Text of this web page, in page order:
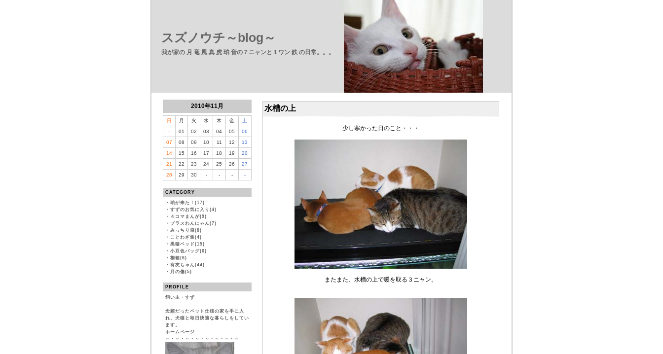
スズノウチ～blog～
我が家の 月 竜 風 真 虎 珀 音の７ニャンと１ワン 鉄 の日常。。。
2010年11月
日 月 火 水 木 金
土
-
01 02 03 04 05
06
07
08 09 10 11 12
13
14
15 16 17 18 19
20
21
22 23 24 25 26
27
28
29 30 - - - -
CATEGORY
・ 珀が来た！(17)
・ すずのお気に入り(4)
・ ４コマまんが(9)
・ プラスわんにゃん(7)
・ みっちり箱(8)
・ ことわざ集(4)
・ 黒猫ベッド(15)
・ 小豆色バッグ(6)
・ 桐箱(6)
・ 有友ちゃん(44)
・ 月の傷(5)
PROFILE
飼い主・すず
念願だったペット仕様の家を手に入
れ、犬猫と毎日快適な暮らしをしてい
ます。
ホームページ
～・～・～・～・～・～・～・～
水槽の上
少し寒かった日のこと・・・
またまた、水槽の上で暖を取る３ニャン。